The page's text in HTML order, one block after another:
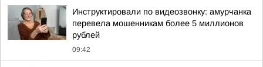
Инструктировали по видеозвонку: амурчанка
перевела мошенникам более 5 миллионов
рублей
09:42